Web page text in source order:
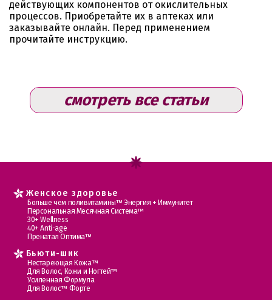
действующих компонентов от окислительных
процессов. Приобретайте их в аптеках или
заказывайте онлайн. Перед применением
прочитайте инструкцию.
смотреть все статьи
Женское здоровье
Больше чем поливитамины™ Энергия + Иммунитет
Персональная Месячная Система™
30+ Wellness
40+ Anti-age
Пренатал Оптима™
Бьюти-шик
Нестареющая Кожа™
Для Волос, Кожи и Ногтей™
Усиленная Формула
Для Волос™ Форте